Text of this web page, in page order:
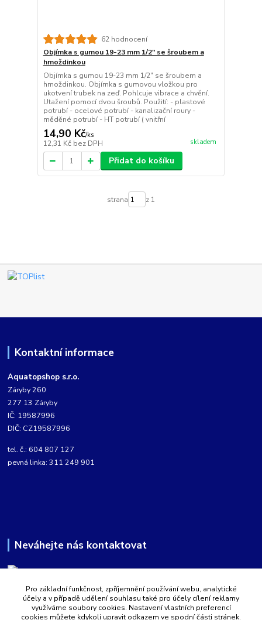
62 hodnocení
Objímka s gumou 19-23 mm 1/2" se šroubem a
hmoždinkou
Objímka s gumou 19-23 mm 1/2" se šroubem a
hmoždinkou. Objímka s gumovou vložkou pro
ukotvení trubek na zeď. Pohlcuje vibrace a chvění.
Utažení pomocí dvou šroubů. Použití: - plastové
potrubí - ocelové potrubí - kanalizační roury -
měděné potrubí - HT potrubí ( vnitřní
14,90 Kč/ks
12,31 Kč bez DPH skladem
Přidat do košíku
strana z 1
Kontaktní informace
Aquatopshop s.r.o.
Záryby 260
277 13 Záryby
IČ: 19587996
DIČ: CZ19587996
tel. č.: 604 807 127
pevná linka: 311 249 901
Neváhejte nás kontaktovat
Martin Kabíček
8:00 - 16:00 hod.
Pro základní funkčnost, zpříjemnění používání webu, analytické
účely a v případě udělení souhlasu také pro účely cílení reklamy
využíváme soubory cookies. Nastavení vlastních preferencí
cookies můžete kdykoli upravit odkazem ve spodní části stránek.